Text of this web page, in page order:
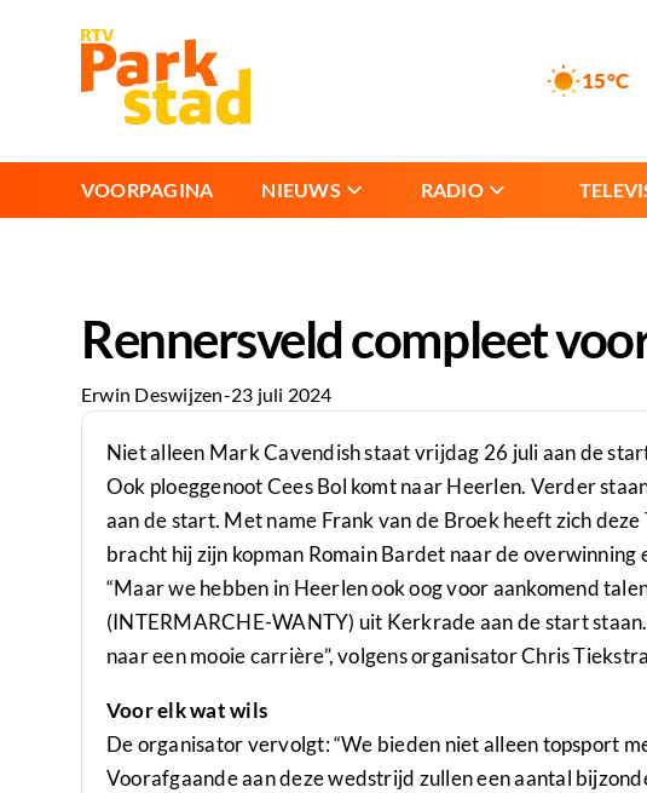
15°C
VOORPAGINA NIEUWS RADIO
Rennersveld compleet
Erwin Deswijzen-23 juli 2024
Niet alleen Mark Cavendish staat vrijdag 26 juli aan de
Ook ploeggenoot Cees Bol komt naar Heerlen. Verder
aan de start. Met name Frank van de Broek heeft zich
bracht hij zijn kopman Romain Bardet naar de overwinning
“Maar we hebben in Heerlen ook oog voor aankomend
(INTERMARCHE-WANTY) uit Kerkrade aan de start
naar een mooie carrière”, volgens organisator Chris
Voor elk wat wils
De organisator vervolgt: “We bieden niet alleen topsport
Voorafgaande aan deze wedstrijd zullen een aantal